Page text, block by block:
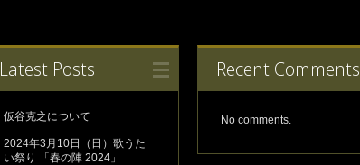
Latest Posts
仮谷克之について
2024年3月10日（日）歌うた
い祭り 「春の陣 2024」
Recent Comments
No comments.